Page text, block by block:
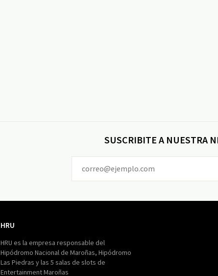
SUSCRIBITE A NUESTRA
HRU
HRU es la empresa responsable del
Hipódromo Nacional de Maroñas, Hipódromo
Las Piedras y las 5 salas de slots de
Entertainment Maroñas